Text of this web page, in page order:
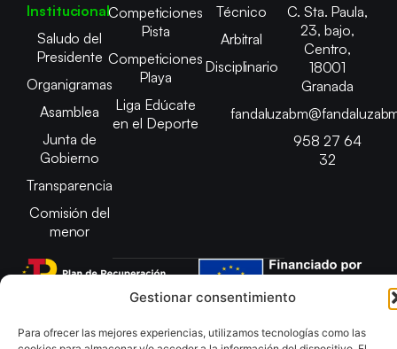
Gestionar consentimiento
Para ofrecer las mejores experiencias, utilizamos tecnologías como las
Institucional
Saludo del
Presidente
Organigramas
Asamblea
Junta de
Gobierno
Transparencia
Comisión del
menor
Competiciones
Pista
Competiciones
Playa
Liga Edúcate
en el Deporte
Técnico
Arbitral
Disciplinario
C. Sta. Paula,
23, bajo,
Centro,
18001
Granada
958 27 64
32
Copyright © 2025 Federación Andaluza de Balonmano |